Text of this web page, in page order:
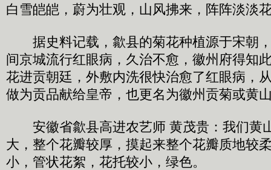
白雪皑皑，蔚为壮观，山风拂来，阵阵淡淡
据史料记载，歙县的菊花种植源于宋朝
间京城流行红眼病，久治不愈，徽州府得知
花进贡朝廷，外敷内洗很快治愈了红眼病，
做为贡品献给皇帝，也更名为徽州贡菊或黄
安徽省歙县高进农艺师 黄茂贵：我们黄
大，整个花瓣较厚，摸起来整个花瓣质地较
小，管状花絮，花托较小，绿色。